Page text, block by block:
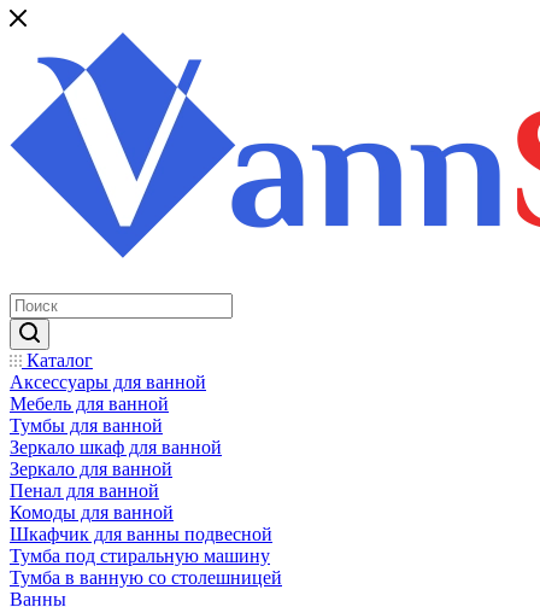
Каталог
Аксессуары для ванной
Мебель для ванной
Тумбы для ванной
Зеркало шкаф для ванной
Зеркало для ванной
Пенал для ванной
Комоды для ванной
Шкафчик для ванны подвесной
Тумба под стиральную машину
Тумба в ванную со столешницей
Ванны